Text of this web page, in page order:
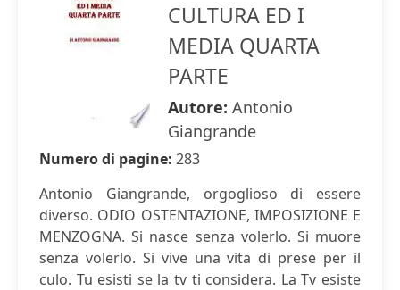
CULTURA ED I
MEDIA QUARTA
PARTE
Autore: Antonio
Giangrande
Numero di pagine: 283
Antonio Giangrande, orgoglioso di essere
diverso. ODIO OSTENTAZIONE, IMPOSIZIONE E
MENZOGNA. Si nasce senza volerlo. Si muore
senza volerlo. Si vive una vita di prese per il
culo. Tu esisti se la tv ti considera. La Tv esiste